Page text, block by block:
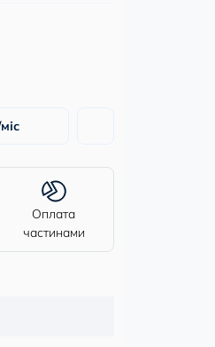
Оплата
частинами